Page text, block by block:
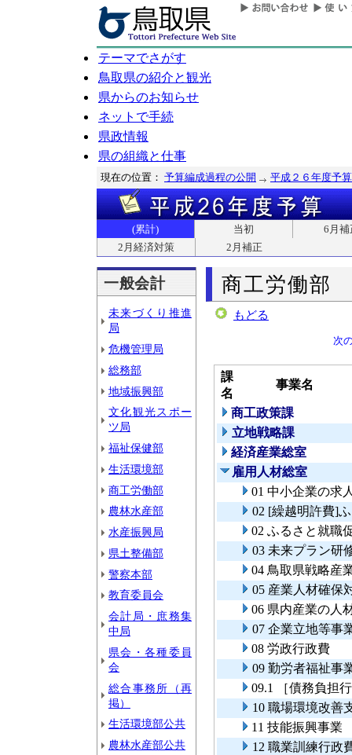
テーマでさがす
鳥取県の紹介と観光
県からのお知らせ
ネットで手続
県政情報
県の組織と仕事
現在の位置： 予算編成過程の公開 平成２６年度予算
(累計) 当初
6月補
2月経済対策
2月補正
一般会計
未来づくり推進
局
危機管理局
総務部
地域振興部
文化観光スポー
ツ局
福祉保健部
生活環境部
商工労働部
農林水産部
水産振興局
県土整備部
警察本部
教育委員会
会計局・庶務集
中局
県会・各種委員
会
総合事務所（再
掲）
生活環境部公共
農林水産部公共
商工労働部
もどる
次
課
名
事業名
商工政策課
立地戦略課
経済産業総室
雇用人材総室
01 中小企業の求
02 [繰越明許費]
02 ふるさと就職
03 未来プラン研
04 鳥取県戦略産
05 産業人材確保
06 県内産業の人
07 企業立地等事
08 労政行政費
09 勤労者福祉事
09.1 ［債務負担
10 職場環境改善
11 技能振興事業
12 職業訓練行政